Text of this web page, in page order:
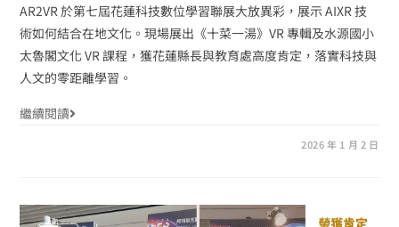
AR2VR 於第七屆花蓮科技數位學習聯展大放異彩，展示 AIXR 技
術如何結合在地文化。現場展出《十菜一湯》VR 專輯及水源國小
太魯閣文化 VR 課程，獲花蓮縣長與教育處高度肯定，落實科技與
人文的零距離學習。
繼續閱讀
2026 年 1 月 2 日